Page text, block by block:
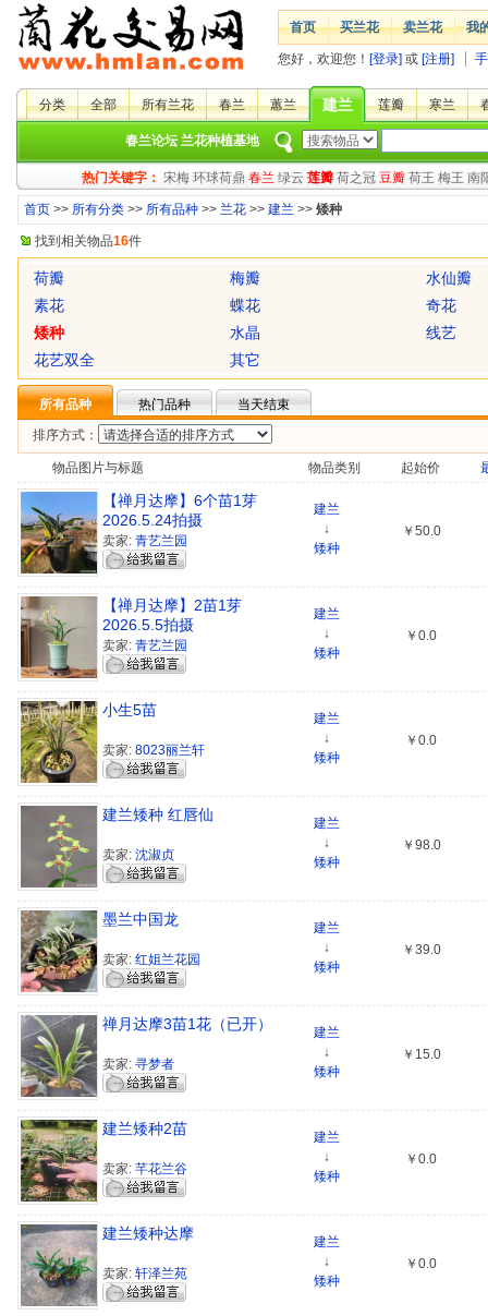
首页 买兰花 卖兰花 我
您好，欢迎您！ [登录] 或 [注册]
分类 全部 所有兰花 春兰 蕙兰 建兰 莲瓣 寒兰
春兰论坛 兰花种植基地
热门关键字： 宋梅 环球荷鼎 春兰 绿云 莲瓣 荷之冠 豆瓣 荷王 梅王 南
首页 >> 所有分类 >> 所有品种 >> 兰花 >> 建兰 >> 矮种
找到相关物品16件
荷瓣 梅瓣
水仙瓣
素花
蝶花
奇花
矮种
水晶
线艺
花艺双全
其它
所有品种 热门品种
当天结束
排序方式：
物品图片与标题 物品类别 起始价
【禅月达摩】6个苗1芽
2026.5.24拍摄
卖家: 青艺兰园
建兰
↓
矮种
￥50.0
【禅月达摩】2苗1芽
2026.5.5拍摄
卖家: 青艺兰园
建兰
↓
矮种
￥0.0
小生5苗
卖家: 8023丽兰轩
建兰
↓
矮种
￥0.0
建兰矮种 红唇仙
卖家: 沈淑贞
建兰
↓
矮种
￥98.0
墨兰中国龙
卖家: 红姐兰花园
建兰
↓
矮种
￥39.0
禅月达摩3苗1花（已开）
卖家: 寻梦者
建兰
↓
矮种
￥15.0
建兰矮种2苗
卖家: 芊花兰谷
建兰
↓
矮种
￥0.0
建兰矮种达摩
卖家: 轩泽兰苑
建兰
↓
矮种
￥0.0